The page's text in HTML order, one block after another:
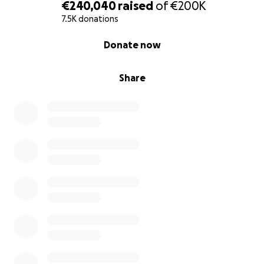
€240,040 raised of€200K
7.5K donations
Share
Donate now
قمت بتفعيل هذه الحملة لمساعدة الدكتورة نورهان عطا الله